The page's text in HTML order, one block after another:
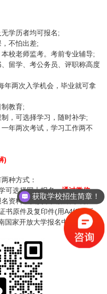
学历者均可报名;
不怕出差;
校老师监考。考前专业辅导;
留学、考公务员、评职称高度
两次入学机会，毕业就可拿
教育;
，可选择学习，随时补学;
年两次考试，学习工作两不
)
种方式：
选择网上报名，通过微信
资料，负责录入报名系统。
原件及复印件(用A4纸正反
家开放大学报名中心填写报
获取学校招生简章！